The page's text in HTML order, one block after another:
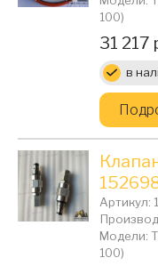
100)
Цена:
31 217
в
Артикул:
Модели:
100)